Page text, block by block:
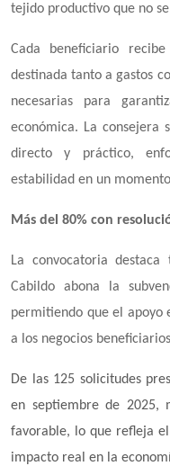
tejido productivo que no
Cada beneficiario
destinada tanto a gastos
necesarias para
económica. La consejera
directo y práctico,
estabilidad en un
Más del 80% con
La convocatoria
Cabildo abona la
permitiendo que el apoyo
a los negocios
De las 125 solicitudes
en septiembre de 2025,
favorable, lo que refleja
impacto real en la